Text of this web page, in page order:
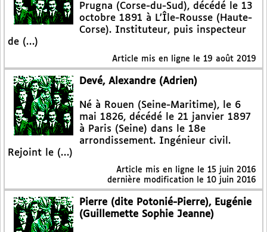
Prugna (Corse-du-Sud), décédé le 13
octobre 1891 à L’Île-Rousse (Haute-
Corse). Instituteur, puis inspecteur
de (…)
Article mis en ligne le 19 août 2019
Devé, Alexandre (Adrien)
Né à Rouen (Seine-Maritime), le 6
mai 1826, décédé le 21 janvier 1897
à Paris (Seine) dans le 18e
arrondissement. Ingénieur civil.
Rejoint le (…)
Article mis en ligne le 15 juin 2016
dernière modification le 10 juin 2016
Pierre (dite Potonié-Pierre), Eugénie
(Guillemette Sophie Jeanne)